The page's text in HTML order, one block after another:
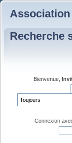
Recherche
Bienvenue,
Connexion